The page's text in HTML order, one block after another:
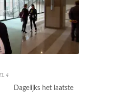
4
Dagelijks het laatste